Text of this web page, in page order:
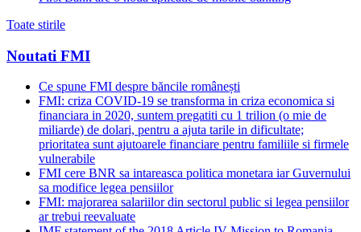
Toate stirile
Noutati FMI
Ce spune FMI despre băncile românești
FMI: criza COVID-19 se transforma in criza economica si
financiara in 2020, suntem pregatiti cu 1 trilion (o mie de
miliarde) de dolari, pentru a ajuta tarile in dificultate;
prioritatea sunt ajutoarele financiare pentru familiile si firmele
vulnerabile
FMI cere BNR sa intareasca politica monetara iar Guvernului
sa modifice legea pensiilor
FMI: majorarea salariilor din sectorul public si legea pensiilor
ar trebui reevaluate